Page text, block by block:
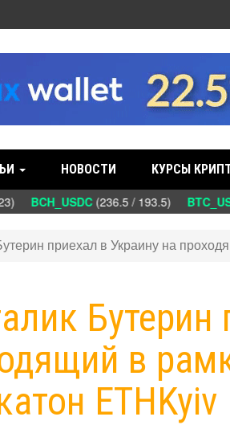
НОВОСТИ КУРСЫ
BCH_USDC(236.5 / 193.5)
приехал в Украину на
Бутерин
в
ETHKyiv